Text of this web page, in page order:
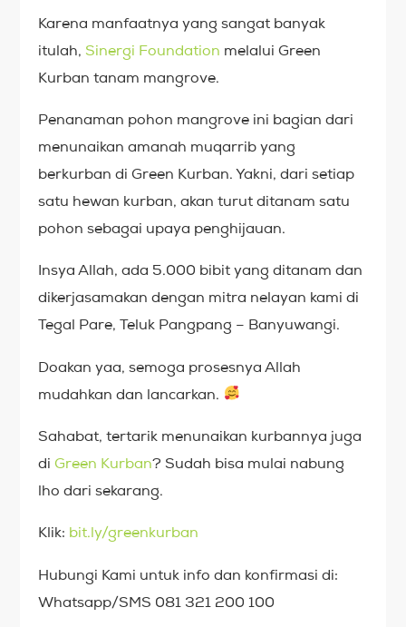
Karena manfaatnya yang sangat banyak
itulah, Sinergi Foundation melalui Green
Kurban tanam mangrove.
Penanaman pohon mangrove ini bagian dari
menunaikan amanah muqarrib yang
berkurban di Green Kurban. Yakni, dari setiap
satu hewan kurban, akan turut ditanam satu
pohon sebagai upaya penghijauan.
Insya Allah, ada 5.000 bibit yang ditanam dan
dikerjasamakan dengan mitra nelayan kami di
Tegal Pare, Teluk Pangpang – Banyuwangi.
Doakan yaa, semoga prosesnya Allah
mudahkan dan lancarkan.
Sahabat, tertarik menunaikan kurbannya juga
diGreen Kurban? Sudah bisa mulai nabung
lho dari sekarang.
Klik: bit.ly/greenkurban
Hubungi Kami untuk info dan konfirmasi di:
Whatsapp/SMS 081 321 200 100